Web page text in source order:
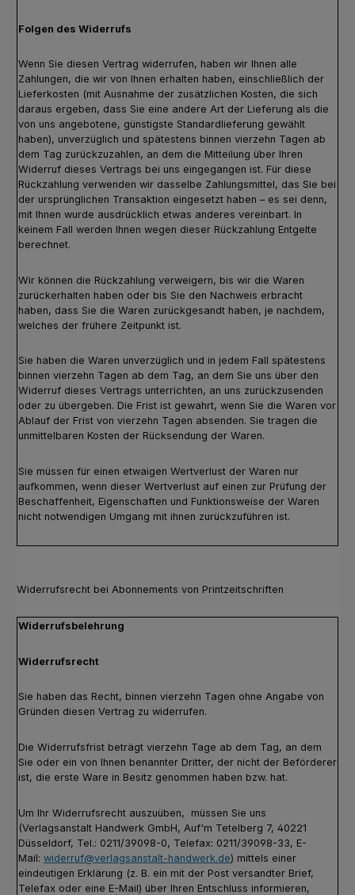
Folgen des Widerrufs
Wenn Sie diesen Vertrag widerrufen, haben wir Ihnen alle
Zahlungen, die wir von Ihnen erhalten haben, einschließlich der
Lieferkosten (mit Ausnahme der zusätzlichen Kosten, die sich
daraus ergeben, dass Sie eine andere Art der Lieferung als die
von uns angebotene, günstigste Standardlieferung gewählt
haben), unverzüglich und spätestens binnen vierzehn Tagen ab
dem Tag zurückzuzahlen, an dem die Mitteilung über Ihren
Widerruf dieses Vertrags bei uns eingegangen ist. Für diese
Rückzahlung verwenden wir dasselbe Zahlungsmittel, das Sie bei
der ursprünglichen Transaktion eingesetzt haben – es sei denn,
mit Ihnen wurde ausdrücklich etwas anderes vereinbart. In
keinem Fall werden Ihnen wegen dieser Rückzahlung Entgelte
berechnet.
Wir können die Rückzahlung verweigern, bis wir die Waren
zurückerhalten haben oder bis Sie den Nachweis erbracht
haben, dass Sie die Waren zurückgesandt haben, je nachdem,
welches der frühere Zeitpunkt ist.
Sie haben die Waren unverzüglich und in jedem Fall spätestens
binnen vierzehn Tagen ab dem Tag, an dem Sie uns über den
Widerruf dieses Vertrags unterrichten, an uns zurückzusenden
oder zu übergeben. Die Frist ist gewahrt, wenn Sie die Waren vor
Ablauf der Frist von vierzehn Tagen absenden. Sie tragen die
unmittelbaren Kosten der Rücksendung der Waren.
Sie müssen für einen etwaigen Wertverlust der Waren nur
aufkommen, wenn dieser Wertverlust auf einen zur Prüfung der
Beschaffenheit, Eigenschaften und Funktionsweise der Waren
nicht notwendigen Umgang mit ihnen zurückzuführen ist.
Widerrufsrecht bei Abonnements von Printzeitschriften
Widerrufsbelehrung
Widerrufsrecht
Sie haben das Recht, binnen vierzehn Tagen ohne Angabe von
Gründen diesen Vertrag zu widerrufen.
Die Widerrufsfrist beträgt vierzehn Tage ab dem Tag, an dem
Sie oder ein von Ihnen benannter Dritter, der nicht der Beförderer
ist, die erste Ware in Besitz genommen haben bzw. hat.
Um Ihr Widerrufsrecht auszuüben, müssen Sie uns
(Verlagsanstalt Handwerk GmbH, Auf'm Tetelberg 7, 40221
Düsseldorf, Tel.: 0211/39098-0, Telefax: 0211/39098-33, E-
Mail: widerruf@verlagsanstalt-handwerk.de) mittels einer
eindeutigen Erklärung (z. B. ein mit der Post versandter Brief,
Telefax oder eine E-Mail) über Ihren Entschluss informieren,